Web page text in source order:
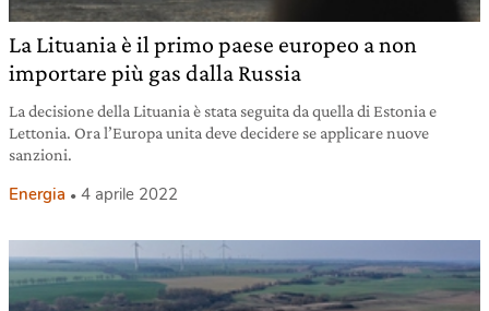
La Lituania è il primo paese europeo a non
importare più gas dalla Russia
La decisione della Lituania è stata seguita da quella di Estonia e
Lettonia. Ora l’Europa unita deve decidere se applicare nuove
sanzioni.
Energia 4 aprile 2022